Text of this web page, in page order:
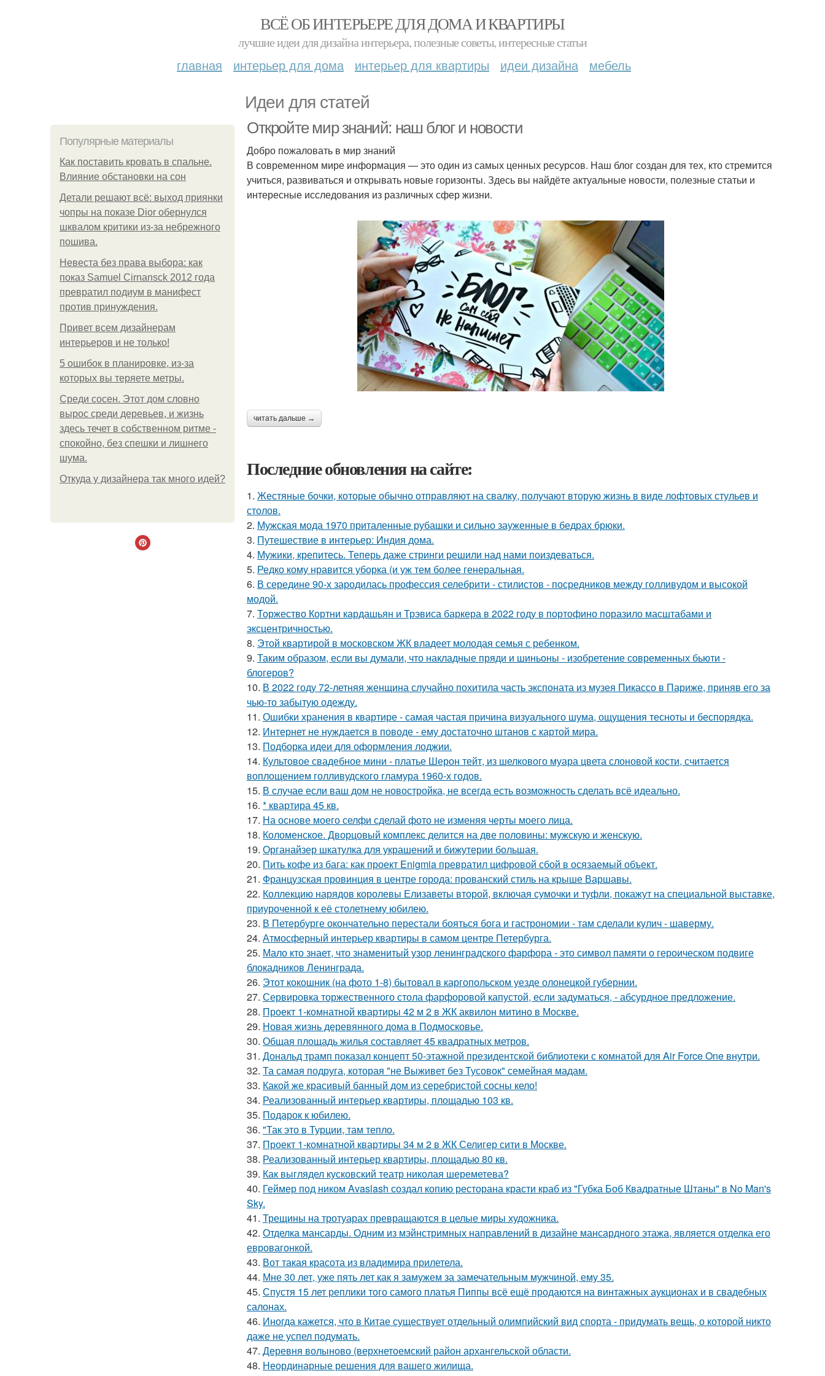
ВСЁ ОБ ИНТЕРЬЕРЕ ДЛЯ ДОМА И КВАРТИРЫ
лучшие идеи для дизайна интерьера, полезные советы, интересные статьи
главная интерьер для дома интерьер для квартиры идеи дизайна мебель
Идеи для статей
Популярные материалы
Как поставить кровать в спальне.
Влияние обстановки на сон
Детали решают всё: выход приянки
чопры на показе Dior обернулся
шквалом критики из-за небрежного
пошива.
Невеста без права выбора: как
показ Samuel Cirnansck 2012 года
превратил подиум в манифест
против принуждения.
Привет всем дизайнерам
интерьеров и не только!
5 ошибок в планировке, из-за
которых вы теряете метры.
Среди сосен. Этот дом словно
вырос среди деревьев, и жизнь
здесь течет в собственном ритме -
спокойно, без спешки и лишнего
шума.
Откуда у дизайнера так много идей?
Откройте мир знаний: наш блог и новости
Добро пожаловать в мир знаний
В современном мире информация — это один из самых ценных ресурсов. Наш блог создан для тех, кто стремится
учиться, развиваться и открывать новые горизонты. Здесь вы найдёте актуальные новости, полезные статьи и
интересные исследования из различных сфер жизни.
читать дальше →
Последние обновления на сайте:
1. Жестяные бочки, которые обычно отправляют на свалку, получают вторую жизнь в виде лофтовых стульев и
столов.
2. Мужская мода 1970 приталенные рубашки и сильно зауженные в бедрах брюки.
3. Путешествие в интерьер: Индия дома.
4. Мужики, крепитесь. Теперь даже стринги решили над нами поиздеваться.
5. Редко кому нравится уборка (и уж тем более генеральная.
6. В середине 90-х зародилась профессия селебрити - стилистов - посредников между голливудом и высокой
модой.
7. Торжество Кортни кардашьян и Трэвиса баркера в 2022 году в портофино поразило масштабами и
эксцентричностью.
8. Этой квартирой в московском ЖК владеет молодая семья с ребенком.
9. Таким образом, если вы думали, что накладные пряди и шиньоны - изобретение современных бьюти -
блогеров?
10. В 2022 году 72-летняя женщина случайно похитила часть экспоната из музея Пикассо в Париже, приняв его за
чью-то забытую одежду.
11. Ошибки хранения в квартире - самая частая причина визуального шума, ощущения тесноты и беспорядка.
12. Интернет не нуждается в поводе - ему достаточно штанов с картой мира.
13. Подборка идеи для оформления лоджии.
14. Культовое свадебное мини - платье Шерон тейт, из шелкового муара цвета слоновой кости, считается
воплощением голливудского гламура 1960-х годов.
15. В случае если ваш дом не новостройка, не всегда есть возможность сделать всё идеально.
16. * квартира 45 кв.
17. На основе моего селфи сделай фото не изменяя черты моего лица.
18. Коломенское. Дворцовый комплекс делится на две половины: мужскую и женскую.
19. Органайзер шкатулка для украшений и бижутерии большая.
20. Пить кофе из бага: как проект Enigmia превратил цифровой сбой в осязаемый объект.
21. Французская провинция в центре города: прованский стиль на крыше Варшавы.
22. Коллекцию нарядов королевы Елизаветы второй, включая сумочки и туфли, покажут на специальной выставке,
приуроченной к её столетнему юбилею.
23. В Петербурге окончательно перестали бояться бога и гастрономии - там сделали кулич - шаверму.
24. Атмосферный интерьер квартиры в самом центре Петербурга.
25. Мало кто знает, что знаменитый узор ленинградского фарфора - это символ памяти о героическом подвиге
блокадников Ленинграда.
26. Этот кокошник (на фото 1-8) бытовал в каргопольском уезде олонецкой губернии.
27. Сервировка торжественного стола фарфоровой капустой, если задуматься, - абсурдное предложение.
28. Проект 1-комнатной квартиры 42 м 2 в ЖК аквилон митино в Москве.
29. Новая жизнь деревянного дома в Подмосковье.
30. Общая площадь жилья составляет 45 квадратных метров.
31. Дональд трамп показал концепт 50-этажной президентской библиотеки с комнатой для Air Force One внутри.
32. Та самая подруга, которая "не Выживет без Тусовок" семейная мадам.
33. Какой же красивый банный дом из серебристой сосны кело!
34. Реализованный интерьер квартиры, площадью 103 кв.
35. Подарок к юбилею.
36. "Так это в Турции, там тепло.
37. Проект 1-комнатной квартиры 34 м 2 в ЖК Селигер сити в Москве.
38. Реализованный интерьер квартиры, площадью 80 кв.
39. Как выглядел кусковский театр николая шереметева?
40. Геймер под ником Avaslash создал копию ресторана красти краб из "Губка Боб Квадратные Штаны" в No Man's
Sky.
41. Трещины на тротуарах превращаются в целые миры художника.
42. Отделка мансарды. Одним из мэйнстримных направлений в дизайне мансардного этажа, является отделка его
евровагонкой.
43. Вот такая красота из владимира прилетела.
44. Мне 30 лет, уже пять лет как я замужем за замечательным мужчиной, ему 35.
45. Спустя 15 лет реплики того самого платья Пиппы всё ещё продаются на винтажных аукционах и в свадебных
салонах.
46. Иногда кажется, что в Китае существует отдельный олимпийский вид спорта - придумать вещь, о которой никто
даже не успел подумать.
47. Деревня волыново (верхнетоемский район архангельской области.
48. Неординарные решения для вашего жилища.